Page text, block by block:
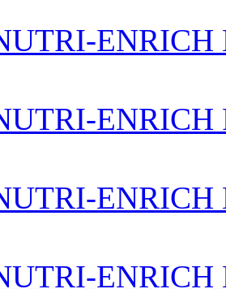
ENRICH
ENRICH
ENRICH
ENRICH